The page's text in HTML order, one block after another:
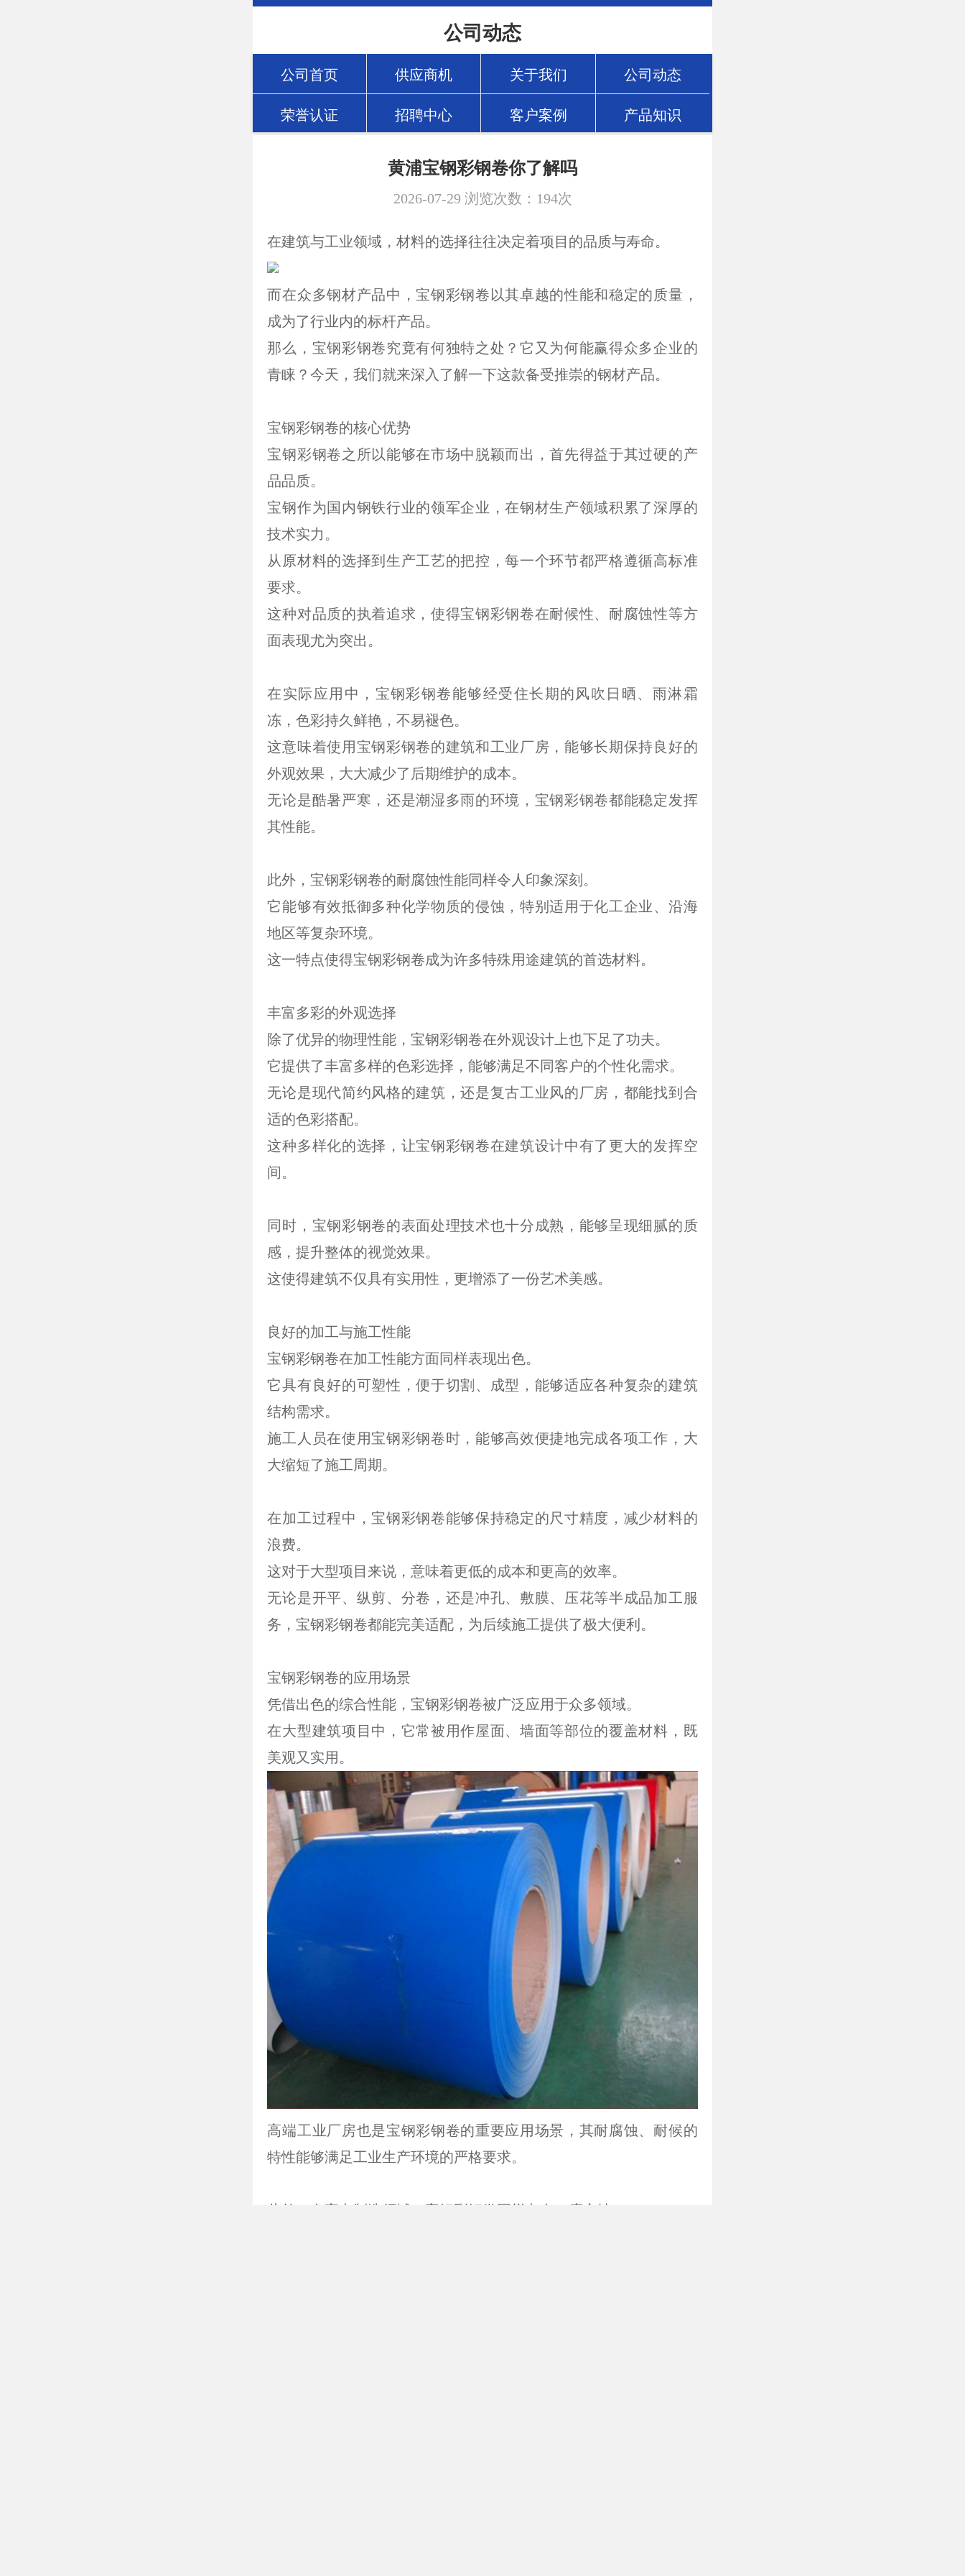
公司动态
公司首页 供应商机 关于我们 公司动态
荣誉认证 招聘中心 客户案例 产品知识
黄浦宝钢彩钢卷你了解吗
2026-07-29 浏览次数： 194次
在建筑与工业领域，材料的选择往往决定着项目的品质与寿命。
而在众多钢材产品中，宝钢彩钢卷以其卓越的性能和稳定的质量，
成为了行业内的标杆产品。
那么，宝钢彩钢卷究竟有何独特之处？它又为何能赢得众多企业的
青睐？今天，我们就来深入了解一下这款备受推崇的钢材产品。
宝钢彩钢卷的核心优势
宝钢彩钢卷之所以能够在市场中脱颖而出，首先得益于其过硬的产
品品质。
宝钢作为国内钢铁行业的领军企业，在钢材生产领域积累了深厚的
技术实力。
从原材料的选择到生产工艺的把控，每一个环节都严格遵循高标准
要求。
这种对品质的执着追求，使得宝钢彩钢卷在耐候性、耐腐蚀性等方
面表现尤为突出。
在实际应用中，宝钢彩钢卷能够经受住长期的风吹日晒、雨淋霜
冻，色彩持久鲜艳，不易褪色。
这意味着使用宝钢彩钢卷的建筑和工业厂房，能够长期保持良好的
外观效果，大大减少了后期维护的成本。
无论是酷暑严寒，还是潮湿多雨的环境，宝钢彩钢卷都能稳定发挥
其性能。
此外，宝钢彩钢卷的耐腐蚀性能同样令人印象深刻。
它能够有效抵御多种化学物质的侵蚀，特别适用于化工企业、沿海
地区等复杂环境。
这一特点使得宝钢彩钢卷成为许多特殊用途建筑的首选材料。
丰富多彩的外观选择
除了优异的物理性能，宝钢彩钢卷在外观设计上也下足了功夫。
它提供了丰富多样的色彩选择，能够满足不同客户的个性化需求。
无论是现代简约风格的建筑，还是复古工业风的厂房，都能找到合
适的色彩搭配。
这种多样化的选择，让宝钢彩钢卷在建筑设计中有了更大的发挥空
间。
同时，宝钢彩钢卷的表面处理技术也十分成熟，能够呈现细腻的质
感，提升整体的视觉效果。
这使得建筑不仅具有实用性，更增添了一份艺术美感。
良好的加工与施工性能
宝钢彩钢卷在加工性能方面同样表现出色。
它具有良好的可塑性，便于切割、成型，能够适应各种复杂的建筑
结构需求。
施工人员在使用宝钢彩钢卷时，能够高效便捷地完成各项工作，大
大缩短了施工周期。
在加工过程中，宝钢彩钢卷能够保持稳定的尺寸精度，减少材料的
浪费。
这对于大型项目来说，意味着更低的成本和更高的效率。
无论是开平、纵剪、分卷，还是冲孔、敷膜、压花等半成品加工服
务，宝钢彩钢卷都能完美适配，为后续施工提供了极大便利。
宝钢彩钢卷的应用场景
凭借出色的综合性能，宝钢彩钢卷被广泛应用于众多领域。
在大型建筑项目中，它常被用作屋面、墙面等部位的覆盖材料，既
美观又实用。
高端工业厂房也是宝钢彩钢卷的重要应用场景，其耐腐蚀、耐候的
特性能够满足工业生产环境的严格要求。
此外，在家电制造领域，宝钢彩钢卷同样占有一席之地。